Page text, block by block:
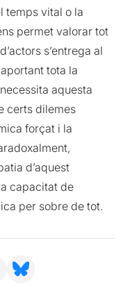
temps vital o la
permet valorar tot
s’entrega al
tota la
aquesta
certs dilemes
forçat i la
d’aquest
capacitat de
per sobre de tot.